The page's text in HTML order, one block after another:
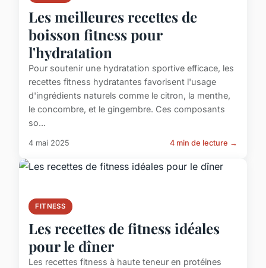
Les meilleures recettes de
boisson fitness pour
l'hydratation
Pour soutenir une hydratation sportive efficace, les
recettes fitness hydratantes favorisent l'usage
d'ingrédients naturels comme le citron, la menthe,
le concombre, et le gingembre. Ces composants
so...
4 mai 2025 4 min de lecture →
FITNESS
Les recettes de fitness idéales
pour le dîner
Les recettes fitness à haute teneur en protéines